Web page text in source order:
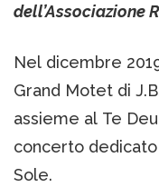
dell’Associazione
Nel dicembre
Grand Motet di
assieme al Te
concerto
Sole.